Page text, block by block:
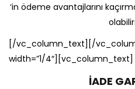
‘in ödeme avantajlarını
[/vc_column_text][/
width=”1/4″][vc_column_text]
İADE